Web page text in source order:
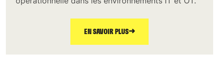
EN SAVOIR PLUS➜